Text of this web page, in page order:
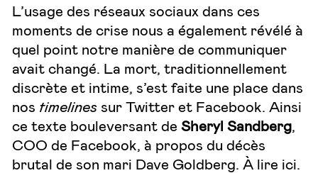
L’usage des réseaux sociaux dans ces
moments de crise nous a également révélé à
quel point notre manière de communiquer
avait changé. La mort, traditionnellement
discrète et intime, s’est faite une place dans
nos timelines sur Twitter et Facebook . Ainsi
ce texte bouleversant de Sheryl Sandberg
COO de Facebook, à propos du décès
brutal de son mari Dave Goldberg. À lire ici